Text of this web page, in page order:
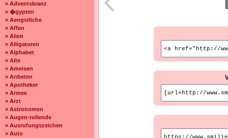
» Adventskranz
» �gypten
» Aengstliche
» Affen
» Alien
» Alligatoren
» Alphabet
» Alte
» Ameisen
» Anbeten
» Apotheker
» Armee
» Arzt
» Astronomen
» Augen-rollende
» Ausrufungszeichen
» Auto